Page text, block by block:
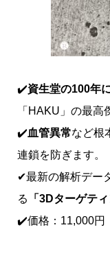
✔️資生堂の100年
「HAKU」の最高
✔️血管異常など根
連鎖を防ぎます。
✔最新の解析デー
る
「3Dターゲテ
✔️価格：11,000円